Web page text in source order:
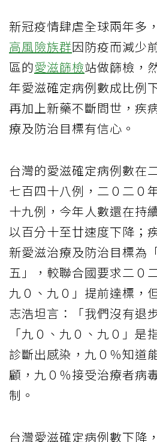
新冠疫情肆虐全球兩年多
高風險族群因防疫而減少
區的愛滋篩檢站做篩檢，
年愛滋確定病例數成比例
再加上新藥不斷問世，疾
療及防治目標有信心。
台灣的愛滋確定病例數在
七百四十八例，二０二０
十九例，今年人數還在持
以百分十至廿速度下降；
新愛滋治療及防治目標為
五」，較聯合國要求二０
九０、九０」提前達標，
志浩坦言：「我們沒有退
「九０、九０、九０」是
診斷出感染，九０％知道
顧，九０％接受治療者病
制。
台灣愛滋確定病例數下降